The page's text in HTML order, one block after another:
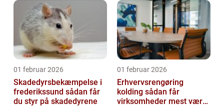
01 februar 2026
Skadedyrsbekæmpelse i
frederikssund sådan får
du styr på skadedyrene
01 februar 2026
Erhvervsrengøring
kolding sådan får
virksomheder mest værdi